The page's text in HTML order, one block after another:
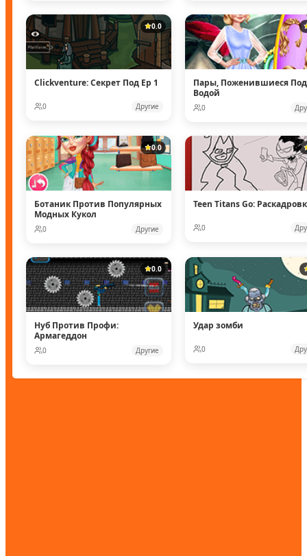
0.0
Clickventure: Секрет Под Ep 1
0 Другие
Пары, Поженившиеся Под
Водой
0
0.0
Ботаник Против Популярных
Модных Кукол
0 Другие
Teen Titans Go:
0
0.0
Нуб Против Профи:
Армагеддон
0 Другие
Удар зомби
0